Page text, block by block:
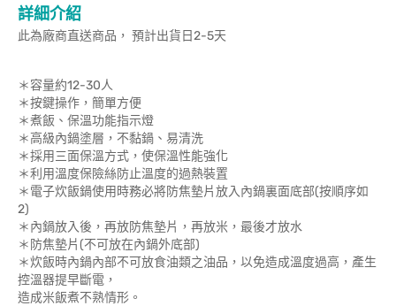
詳細介紹
此為廠商直送商品， 預計出貨日2-5天
＊容量約12-30人
＊按鍵操作，簡單方便
＊煮飯、保溫功能指示燈
＊高級內鍋塗層，不黏鍋、易清洗
＊採用三面保溫方式，使保溫性能強化
＊利用溫度保險絲防止溫度的過熱裝置
＊電子炊飯鍋使用時務必將防焦墊片放入內鍋裏面底部(按順序如
2)
＊內鍋放入後，再放防焦墊片，再放米，最後才放水
＊防焦墊片(不可放在內鍋外底部)
＊炊飯時內鍋內部不可放食油類之油品，以免造成溫度過高，產生
控溫器提早斷電，
造成米飯煮不熟情形。